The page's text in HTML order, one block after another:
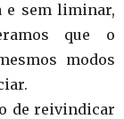
e sem liminar,
que o
modos
de reivindicar